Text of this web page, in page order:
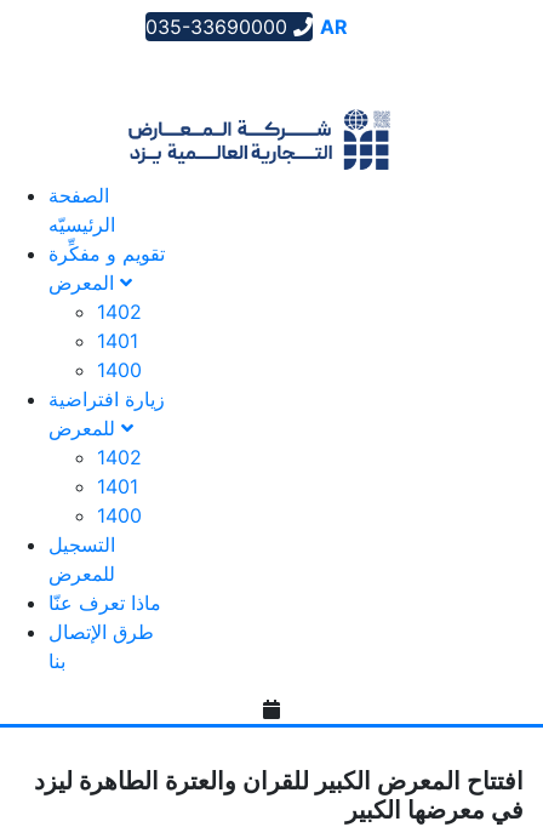
035-33690000 AR
الصفحة
الرئیسیّه
تقویم و مفکِّرة
1402
1401
1400
زيارة افتراضية
1402
1401
1400
التسجیل
للمعرض
ماذا تعرف عنّا
طرق الإتصال
بنا
افتتاح المعرض الكبير للقران والعترة الطاهرة لیزد
في معرضها الكبير